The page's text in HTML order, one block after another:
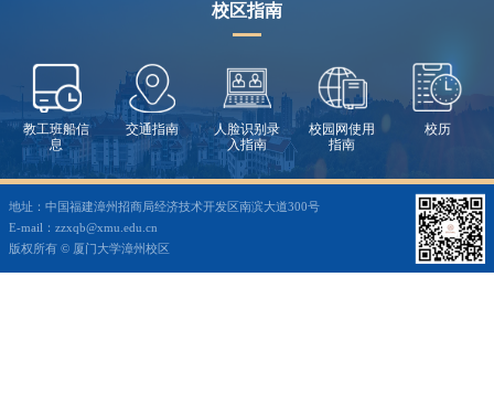
校区指南
教工班船信
息
交通指南
人脸识别录
入指南
校园网使用
指南
校历
地址：中国福建漳州招商局经济技术开发区南滨大道300号
E-mail：zzxqb@xmu.edu.cn
版权所有 © 厦门大学漳州校区